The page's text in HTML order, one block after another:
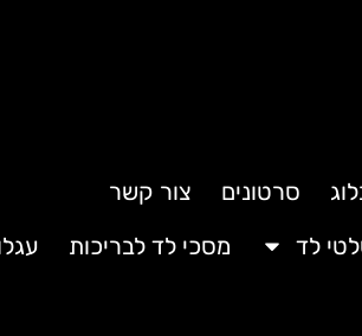
סרטונים
צור קשר
לד מסכי לד לבריכות